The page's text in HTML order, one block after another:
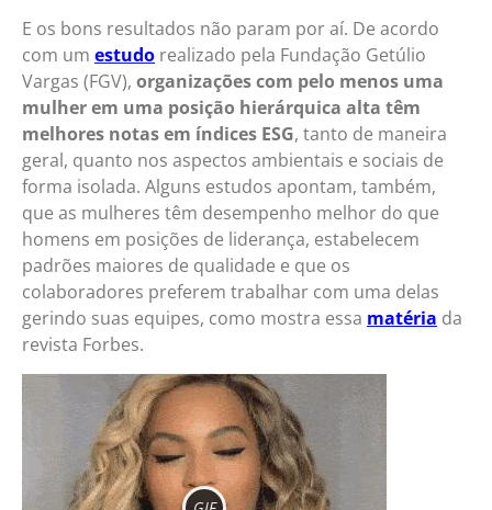
E os bons resultados não param por aí. De acordo
com um estudo realizado pela Fundação Getúlio
Vargas (FGV), organizações com pelo menos uma
mulher em uma posição hierárquica alta têm
melhores notas em índices ESG, tanto de maneira
geral, quanto nos aspectos ambientais e sociais de
forma isolada. Alguns estudos apontam, também,
que as mulheres têm desempenho melhor do que
homens em posições de liderança, estabelecem
padrões maiores de qualidade e que os
colaboradores preferem trabalhar com uma delas
gerindo suas equipes, como mostra essa matéria da
revista Forbes.